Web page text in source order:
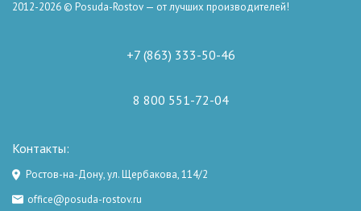
2012-2026 © Posuda-Rostov — от лучших производителей!
+7 (863) 333-50-46
8 800 551-72-04
Контакты:
Ростов-на-Дону, ул. Щербакова, 114/2
office@posuda-rostov.ru